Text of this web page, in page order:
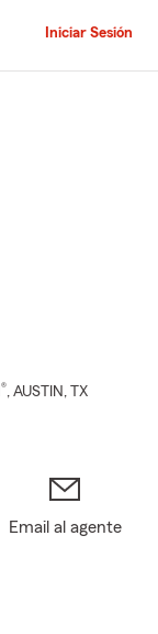
Iniciar Sesión
®, AUSTIN , TX
Email al agente